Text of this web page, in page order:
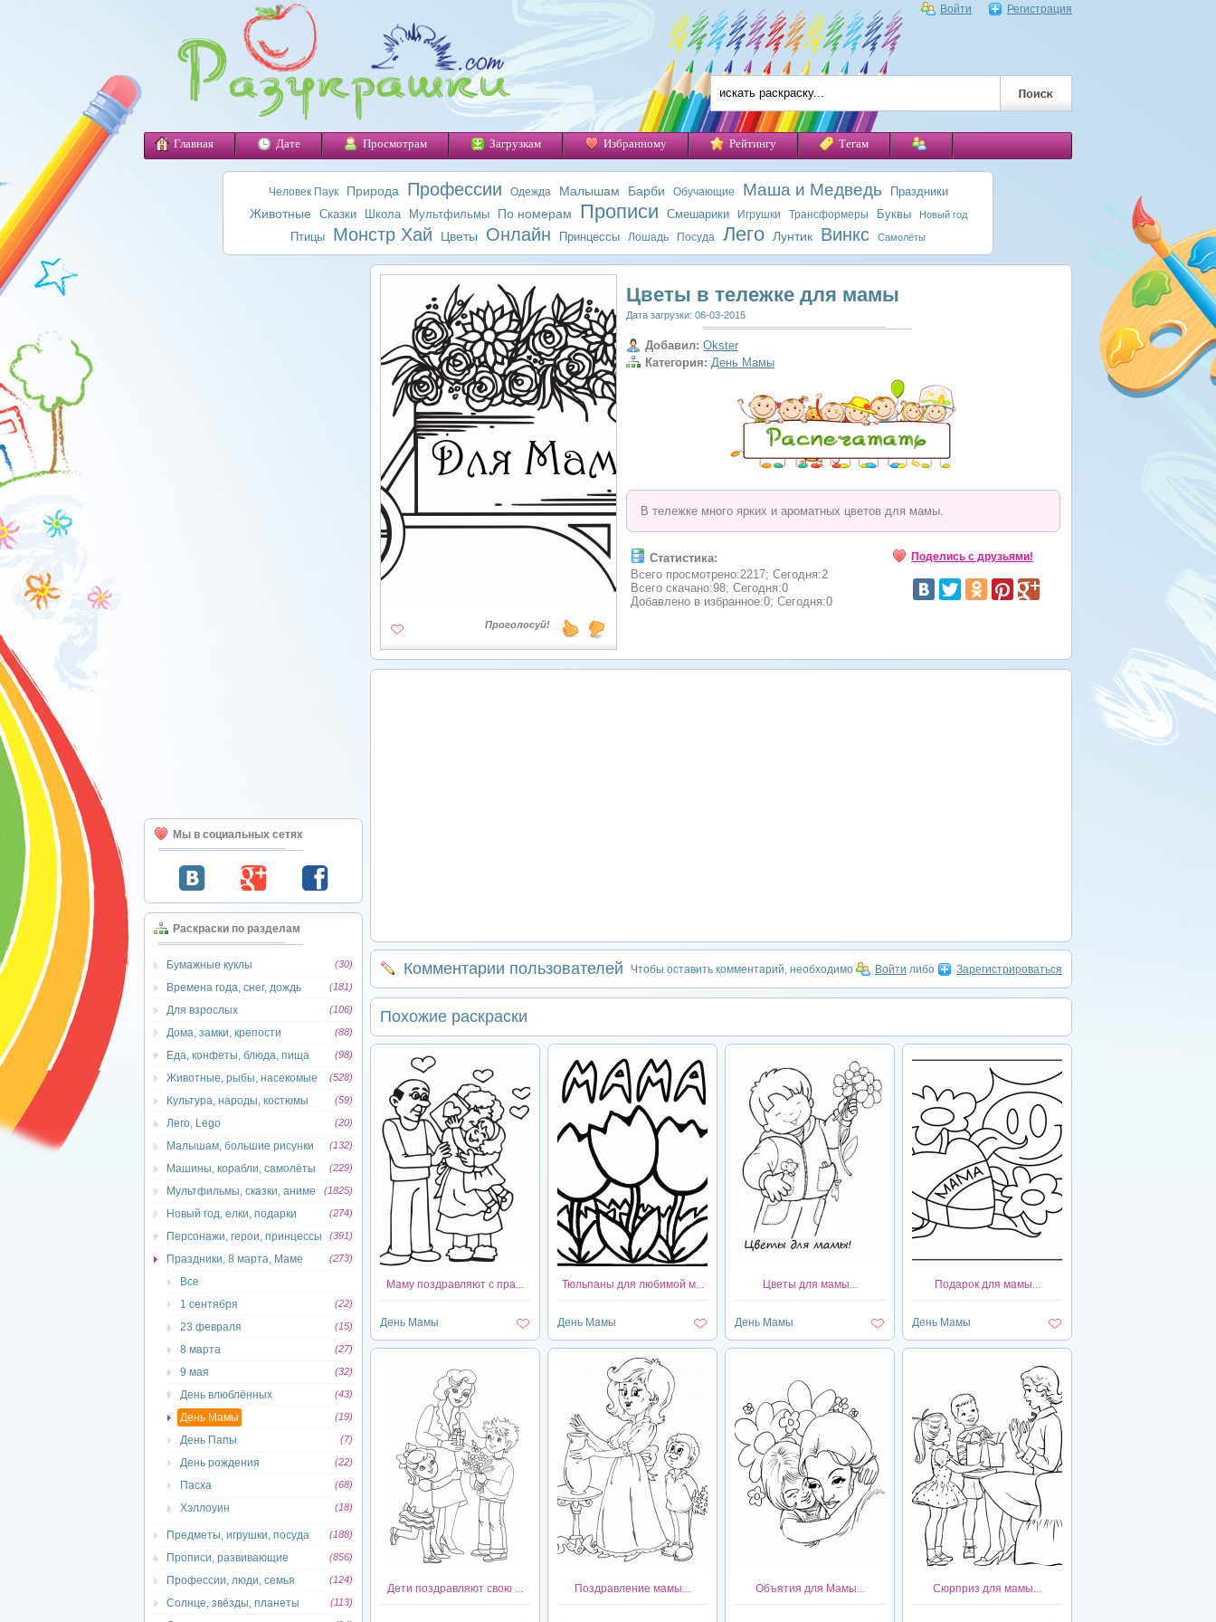
Войти Регистрация
Главная Дате Просмотрам Загрузкам Избранному Рейтингу Тегам
Человек Паук Природа Профессии Одежда Малышам Барби Обучающие Маша и Медведь Праздники
Животные Сказки Школа Мультфильмы По номерам Прописи Смешарики Игрушки Трансформеры Буквы Новый год
Птицы Монстр Хай Цветы Онлайн Принцессы Лошадь Посуда Лего Лунтик Винкс Самолёты
Мы в социальных сетях
Раскраски по разделам
Бумажные куклы (30)
Времена года, снег, дождь (181)
Для взрослых (106)
Дома, замки, крепости (88)
Еда, конфеты, блюда, пища (98)
Животные, рыбы, насекомые (528)
Культура, народы, костюмы (59)
Лего, Lego (20)
Малышам, большие рисунки (132)
Машины, корабли, самолёты (229)
Мультфильмы, сказки, аниме (1825)
Новый год, елки, подарки (274)
Персонажи, герои, принцессы (391)
Праздники, 8 марта, Маме (273)
Все
1 сентября
(22)
23 февраля (15)
8 марта (27)
9 мая (32)
День влюблённых (43)
День Мамы (19)
День Папы (7)
День рождения (22)
Пасха (68)
Хэллоуин (18)
Предметы, игрушки, посуда (188)
Прописи, развивающие (856)
Профессии, люди, семья (124)
Солнце, звёзды, планеты (113)
Проголосуй!
Цветы в тележке для мамы
Дата загрузки: 06-03-2015
Добавил: Okster
Категория: День Мамы
В тележке много ярких и ароматных цветов для мамы.
Статистика:
Всего просмотрено:2217; Сегодня:2
Всего скачано:98; Сегодня:0
Добавлено в избранное:0; Сегодня:0
Поделись с друзьями!
Комментарии пользователей Чтобы оставить комментарий, необходимо Войти либо Зарегистрироваться
Похожие раскраски
Маму поздравляют с пра...
День Мамы
Тюльпаны для любимой м...
День Мамы
Цветы для мамы...
День Мамы
Подарок для мамы...
День Мамы
Дети поздравляют свою ... Поздравление мамы... Объятия для Мамы... Сюрприз для мамы...